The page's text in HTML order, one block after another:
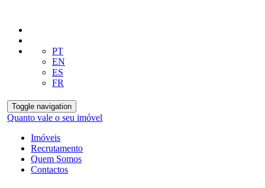
PT
EN
ES
FR
Toggle navigation
Quanto vale o seu imóvel
Imóveis
Recrutamento
Quem Somos
Contactos